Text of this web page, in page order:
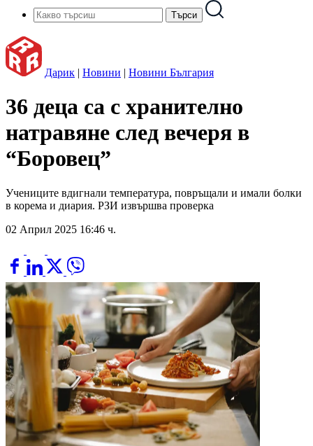
Дарик | Новини | Новини България
36 деца са с хранително
натравяне след вечеря в
“Боровец”
Учениците вдигнали температура, повръщали и имали болки
в корема и диария. РЗИ извършва проверка
02 Април 2025 16:46 ч.